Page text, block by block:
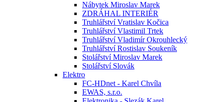
Nábytek Miroslav Marek
ZDRÁHAL INTERIÉR
Truhlářství Vratislav Kočica
Truhlářství Vlastimil Trtek
Truhlářství Vladimír Okrouhlecký
Truhlářství Rostislav Soukeník
Stolářství Miroslav Marek
Stolářství Slovák
Elektro
FC-HDnet - Karel Chvíla
EWAS, s.r.o.